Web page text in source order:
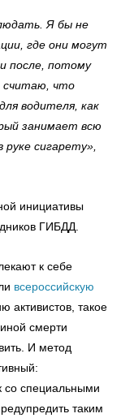
Я бы не
где они могут
после, потому
считаю, что
водителя, как
занимает всю
сигарету»,
инициативы
ГИБДД.
к себе
всероссийскую
активистов, такое
смерти
И метод
со специальными
таким